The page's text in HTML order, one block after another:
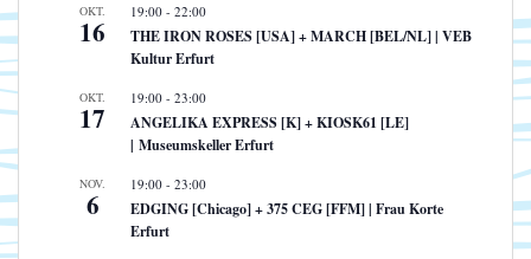
OKT.
16
19:00 - 22:00
THE IRON ROSES [USA] + MARCH [BEL/NL] | VEB
Kultur Erfurt
OKT.
17
19:00 - 23:00
ANGELIKA EXPRESS [K] + KIOSK61 [LE]
| Museumskeller Erfurt
NOV.
6
19:00 - 23:00
EDGING [Chicago] + 375 CEG [FFM] | Frau Korte
Erfurt